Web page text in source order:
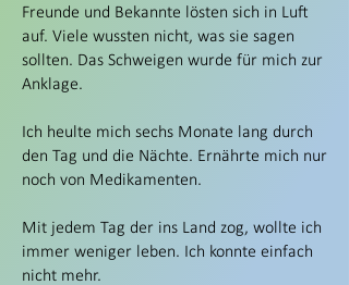
Freunde und Bekannte lösten sich in Luft
auf. Viele wussten nicht, was sie sagen
sollten. Das Schweigen wurde für mich zur
Anklage.
Ich heulte mich sechs Monate lang durch
den Tag und die Nächte. Ernährte mich nur
noch von Medikamenten.
Mit jedem Tag der ins Land zog, wollte ich
immer weniger leben. Ich konnte einfach
nicht mehr.